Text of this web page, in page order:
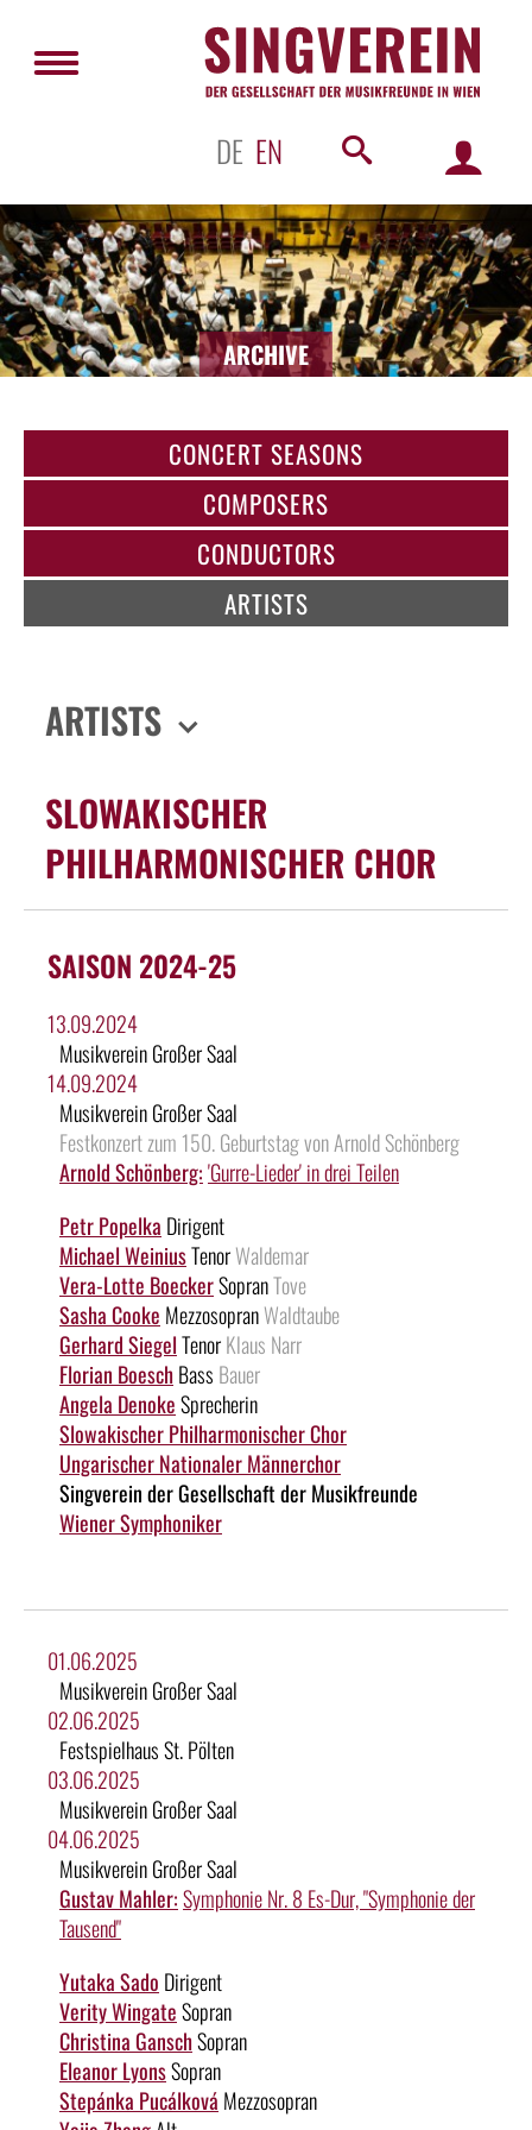
DE EN
ARCHIVE
CONCERT SEASONS
COMPOSERS
CONDUCTORS
ARTISTS
ARTISTS
SLOWAKISCHER
PHILHARMONISCHER CHOR
SAISON 2024-25
13.09.2024
Musikverein Großer Saal
14.09.2024
Musikverein Großer Saal
Festkonzert zum 150. Geburtstag von Arnold Schönberg
Arnold Schönberg:'Gurre-Lieder' in drei Teilen
Petr Popelka Dirigent
Michael WeiniusTenorWaldemar
Vera-Lotte BoeckerSopranTove
Sasha Cooke MezzosopranWaldtaube
Gerhard SiegelTenorKlaus Narr
Florian BoeschBass Bauer
Angela DenokeSprecherin
Slowakischer Philharmonischer Chor
Ungarischer Nationaler Männerchor
Singverein der Gesellschaft der Musikfreunde
Wiener Symphoniker
01.06.2025
Musikverein Großer Saal
02.06.2025
Festspielhaus St. Pölten
03.06.2025
Musikverein Großer Saal
04.06.2025
Musikverein Großer Saal
Gustav Mahler:Symphonie Nr. 8 Es-Dur, "Symphonie der
Tausend"
Yutaka Sado Dirigent
Verity WingateSopran
Christina GanschSopran
Eleanor LyonsSopran
Stepánka Pucálková Mezzosopran